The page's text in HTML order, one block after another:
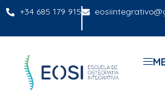
+34 685 179 915